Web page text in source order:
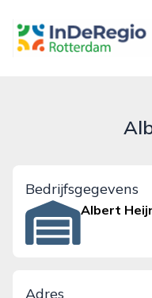
inderegiorotterdam.nl
Bedrijfsgegevens
Albert
Adres